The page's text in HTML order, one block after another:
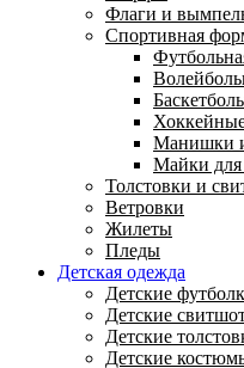
Флаги и
Спортивная
Манишки
Майки для
Толстовки и
Ветровки
Жилеты
Пледы
Детская одежда
Детские
Детские
Детские
Детские